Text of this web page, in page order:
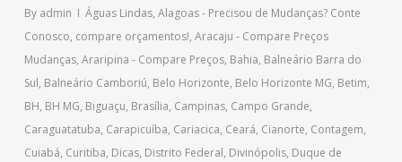
By admin Águas Lindas, Alagoas - Precisou de Mudanças? Conte
Conosco, compare orçamentos!, Aracaju - Compare Preços
Mudanças, Araripina - Compare Preços, Bahia, Balneário Barra do
Sul, Balneário Camboriú, Belo Horizonte, Belo Horizonte MG, Betim,
BH, BH MG, Biguaçu, Brasília, Campinas, Campo Grande,
Caraguatatuba, Carapicuíba, Cariacica, Ceará, Cianorte, Contagem,
Cuiabá, Curitiba, Dicas, Distrito Federal, Divinópolis, Duque de